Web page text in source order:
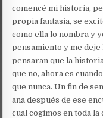
comencé mi historia,
propia fantasía, se
como ella lo nombra y
pensamiento y me
pensaran que la
que no, ahora es
que nunca. Un fin de
ana después de ese
cual cogimos en toda la